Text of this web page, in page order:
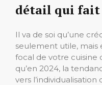
détail qui fait
Il va de soi qu’une
seulement utile, mais
focal de votre cuisine
qu’en 2024, la
vers l’individualisation